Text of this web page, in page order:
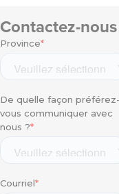
Contactez-nous